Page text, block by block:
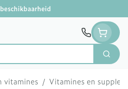
Zoek
vitamines / Vitamines en